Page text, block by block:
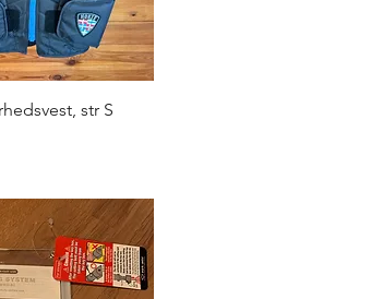
str S